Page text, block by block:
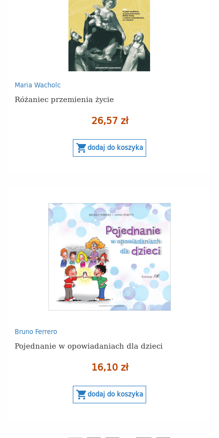
Maria Wacholc
Różaniec przemienia życie
26,57 zł
shopping_cartdodaj do koszyka
Bruno Ferrero
Pojednanie w opowiadaniach dla dzieci
16,10 zł
shopping_cartdodaj do koszyka